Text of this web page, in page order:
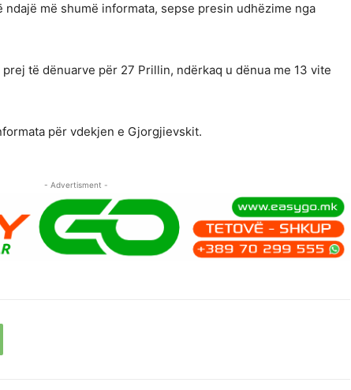
më shumë informata, sepse presin udhëzime nga
të dënuarve për 27 Prillin, ndërkaq u dënua me 13 vite
për vdekjen e Gjorgjievskit.
- Advertisment -